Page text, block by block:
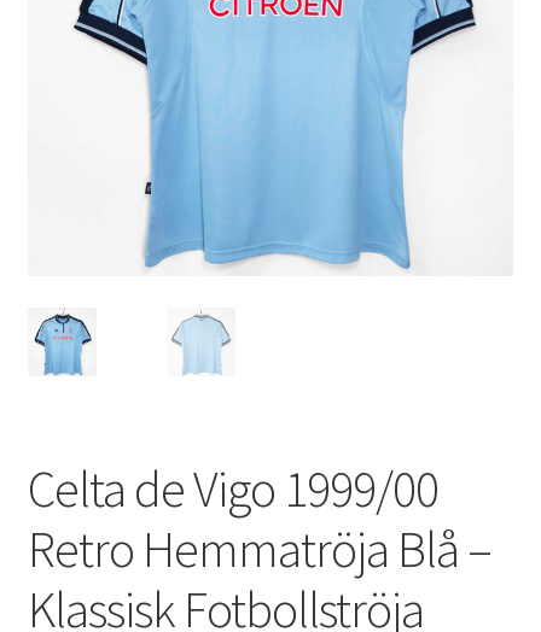
Storleksguiden
Celta de Vigo 1999/00
Retro Hemmatröja Blå –
Klassisk Fotbollströja